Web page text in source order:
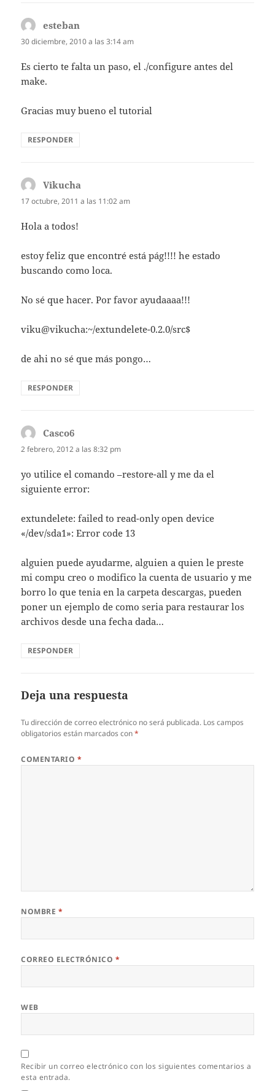
esteban
30 diciembre, 2010 a las 3:14 am
Es cierto te falta un paso, el ./configure antes del
make.
Gracias muy bueno el tutorial
RESPONDER
Vikucha
17 octubre, 2011 a las 11:02 am
Hola a todos!
estoy feliz que encontré está pág!!!! he estado
buscando como loca.
No sé que hacer. Por favor ayudaaaa!!!
viku@vikucha:~/extundelete-0.2.0/src$
de ahi no sé que más pongo…
RESPONDER
Casco6
2 febrero, 2012 a las 8:32 pm
yo utilice el comando –restore-all y me da el
siguiente error:
extundelete: failed to read-only open device
«/dev/sda1»: Error code 13
alguien puede ayudarme, alguien a quien le preste
mi compu creo o modifico la cuenta de usuario y me
borro lo que tenia en la carpeta descargas, pueden
poner un ejemplo de como seria para restaurar los
archivos desde una fecha dada…
RESPONDER
Deja una respuesta
Tu dirección de correo electrónico no será publicada. Los campos
obligatorios están marcados con*
COMENTARIO *
NOMBRE *
CORREO ELECTRÓNICO *
WEB
Recibir un correo electrónico con los siguientes comentarios a
esta entrada.